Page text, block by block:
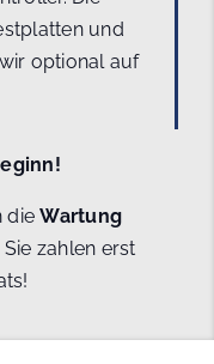
und
optional auf
dieWartung
zahlen erst